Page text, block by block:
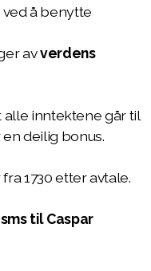
å benytte
avverdens
alle inntektene går til
deilig bonus.
1730 etter avtale.
til Caspar